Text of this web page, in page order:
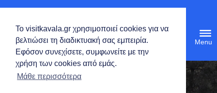
Ανοίξτε τη γραμμή εργαλείων
Το visitkavala.gr χρησιμοποιεί cookies για να
βελτιώσει τη διαδικτυακή σας εμπειρία.
Εφόσον συνεχίσετε, συμφωνείτε με την
χρήση των cookies από εμάς.
Μάθε περισσότερα